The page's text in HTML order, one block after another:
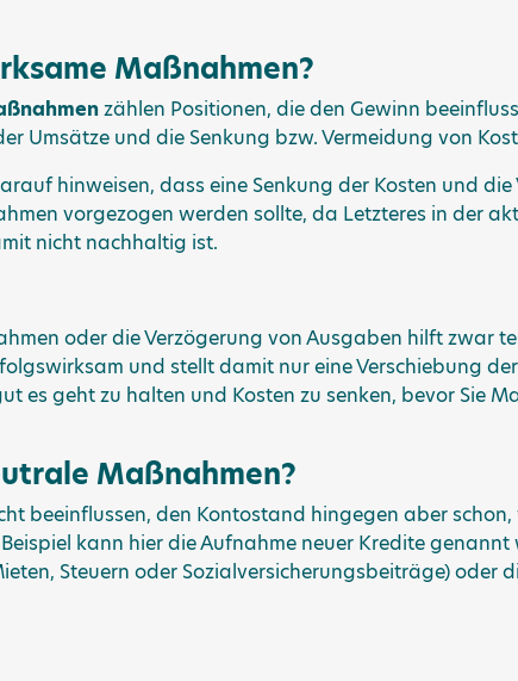
Maßnahmen?
zählen Positionen, die den Gewinn
Umsätze und die Senkung bzw. Vermeidung von
hinweisen, dass eine Senkung der Kosten und
vorgezogen werden sollte, da Letzteres in der
nicht nachhaltig ist.
oder die Verzögerung von Ausgaben hilft zwar
und stellt damit nur eine Verschiebung
es geht zu halten und Kosten zu senken, bevor Sie
Maßnahmen?
beeinflussen, den Kontostand hingegen aber
kann hier die Aufnahme neuer Kredite
Steuern oder Sozialversicherungsbeiträge) oder